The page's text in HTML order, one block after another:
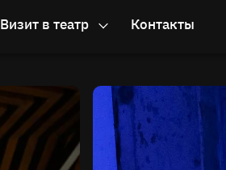
Визит в театр Контакты